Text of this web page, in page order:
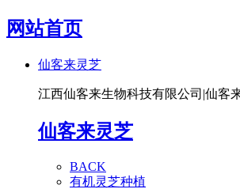
网站首页
仙客来灵芝
江西仙客来生物科技有限公司|仙客
仙客来灵芝
BACK
有机灵芝种植